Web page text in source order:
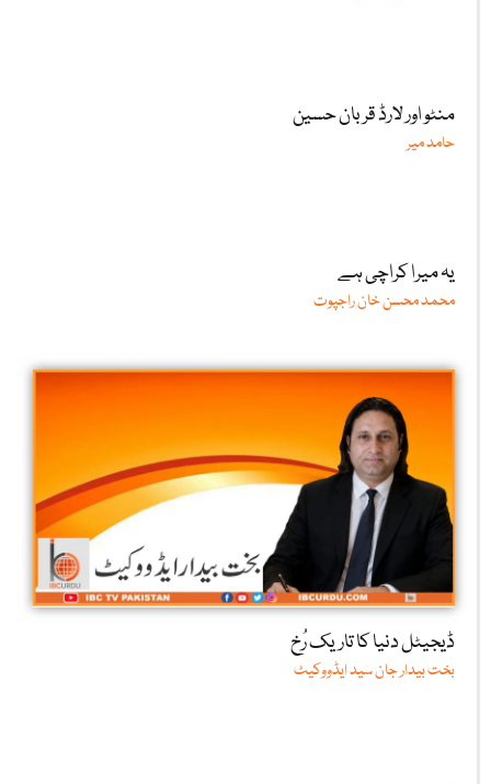
منٹو اور لارڈ قربان حسین
حامد میر
یہ میرا کراچی ہے
محمد محسن خان راجپوت
ڈیجیٹل دنیا کا تاریک رُخ
بخت بیدار جان سید ایڈووکیٹ